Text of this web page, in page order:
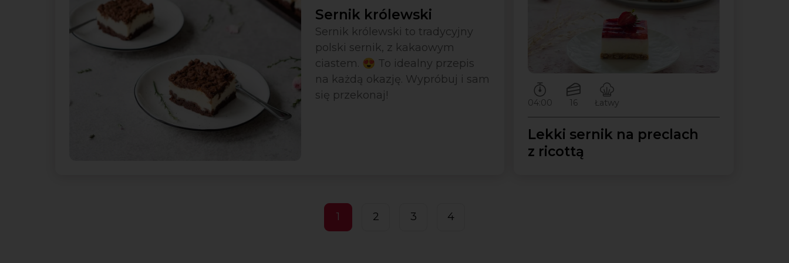
Sernik królewski
Sernik królewski to tradycyjny
polski sernik, z kakaowym
ciastem. 😍 To idealny przepis
na każdą okazję. Wypróbuj i sam
się przekonaj!
Czas przygotowywania:
04:00
Ilość porcji:
16
Poziom trudności:
Łatwy
Lekki sernik na preclach
z ricottą
1 2 3 4